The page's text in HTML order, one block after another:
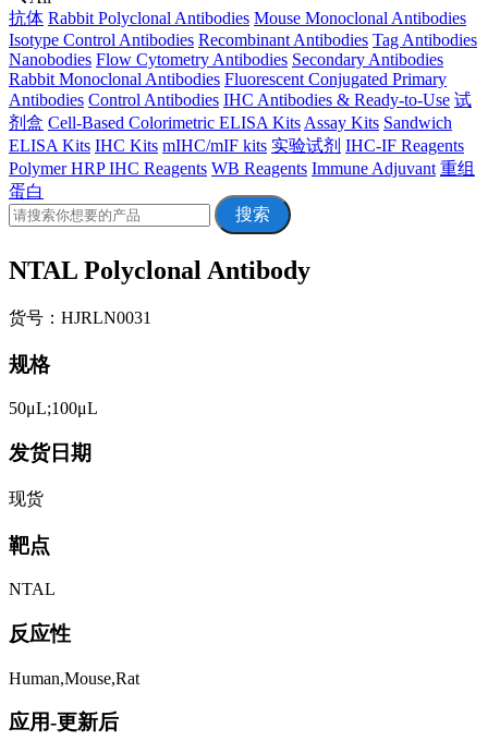
抗体 Rabbit Polyclonal Antibodies Mouse Monoclonal Antibodies
Isotype Control Antibodies Recombinant Antibodies Tag Antibodies
Nanobodies Flow Cytometry Antibodies Secondary Antibodies
Rabbit Monoclonal Antibodies Fluorescent Conjugated Primary
Antibodies Control Antibodies IHC Antibodies & Ready-to-Use 试
剂盒 Cell-Based Colorimetric ELISA Kits Assay Kits Sandwich
ELISA Kits IHC Kits mIHC/mIF kits 实验试剂 IHC-IF Reagents
Polymer HRP IHC Reagents WB Reagents Immune Adjuvant 重组
蛋白
搜索
NTAL Polyclonal Antibody
货号：HJRLN0031
规格
50μL;100μL
发货日期
现货
靶点
NTAL
反应性
Human,Mouse,Rat
应用-更新后